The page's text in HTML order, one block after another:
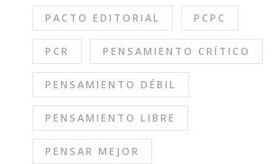
PACTO EDITORIAL PCPC
PCR PENSAMIENTO CRÍTICO
PENSAMIENTO DÉBIL
PENSAMIENTO LIBRE
PENSAR MEJOR